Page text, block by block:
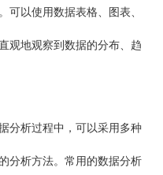
可以使用数据表格、图表、
观地观察到数据的分布、趋
分析过程中，可以采用多种
分析方法。常用的数据分析